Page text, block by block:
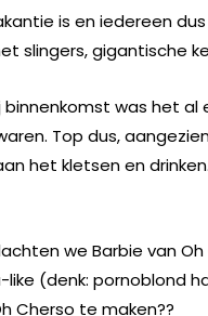
is en iedereen
slingers, gigantische
binnenkomst was het al
Top dus,
het kletsen en
we Barbie van
(denk: pornoblond
Cherso te maken??